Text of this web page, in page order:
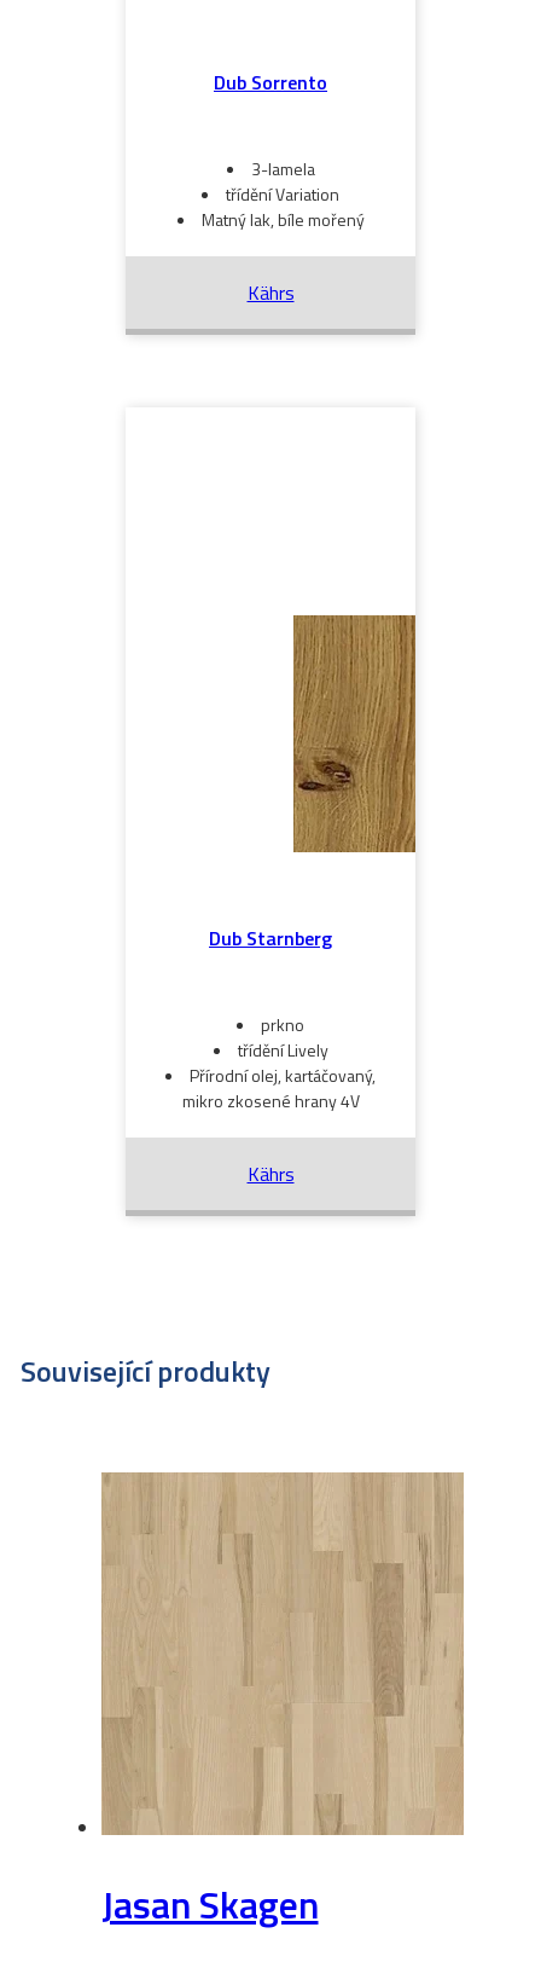
Dub Sorrento
3-lamela
třídění Variation
Matný lak, bíle mořený
Kährs
Dub Starnberg
prkno
třídění Lively
Přírodní olej, kartáčovaný,
mikro zkosené hrany 4V
Kährs
Související produkty
Jasan Skagen